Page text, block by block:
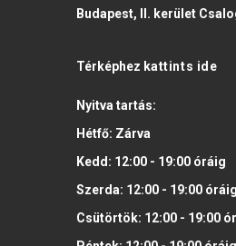
Budapest, II. kerület
Térképhez kattints ide
Nyitva tartás:
Hétfő: Zárva
Kedd: 12:00 - 19:00óráig
Szerda: 12:00 - 19:00óráig
Csütörtök: 12:00 - 19:00